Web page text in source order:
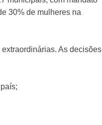
30% de mulheres na
As decisões